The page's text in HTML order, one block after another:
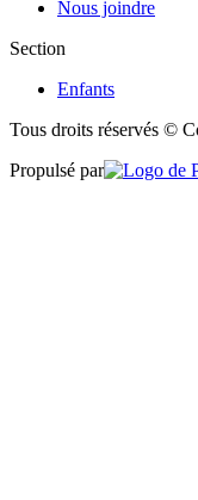
Nous joindre
Section
Enfants
Tous droits réservés ©
Propulsé par